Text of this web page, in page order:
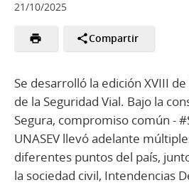
21/10/2025
Compartir
Se desarrolló la edición XVIII
de la Seguridad Vial. Bajo la
Segura, compromiso común -
UNASEV llevó adelante
diferentes puntos del país,
la sociedad civil, Intendencias